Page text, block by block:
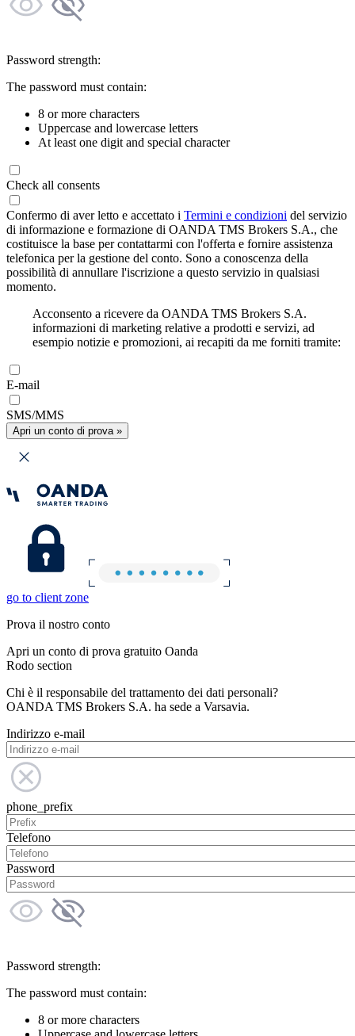
Password strength:
The password must contain:
8 or more characters
Uppercase and lowercase letters
At least one digit and special character
Check all consents
Confermo di aver letto e accettato i Termini e condizioni del servizio
di informazione e formazione di OANDA TMS Brokers S.A., che
costituisce la base per contattarmi con l'offerta e fornire assistenza
telefonica per la gestione del conto. Sono a conoscenza della
possibilità di annullare l'iscrizione a questo servizio in qualsiasi
momento.
Acconsento a ricevere da OANDA TMS Brokers S.A.
informazioni di marketing relative a prodotti e servizi, ad
esempio notizie e promozioni, ai recapiti da me forniti tramite:
E-mail
SMS/MMS
Apri un conto di prova »
go to client zone
Prova il nostro conto
Apri un conto di prova gratuito Oanda
Rodo section
Chi è il responsabile del trattamento dei dati personali?
OANDA TMS Brokers S.A. ha sede a Varsavia.
Indirizzo e-mail
phone_prefix
Telefono
Password
Password strength:
The password must contain:
8 or more characters